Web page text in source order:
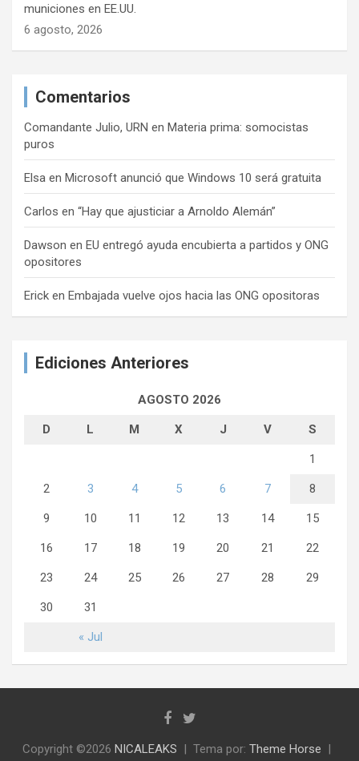
municiones en EE.UU.
6 agosto, 2026
Comentarios
Comandante Julio, URN en Materia prima: somocistas
puros
Elsa en Microsoft anunció que Windows 10 será gratuita
Carlos en “Hay que ajusticiar a Arnoldo Alemán”
Dawson en EU entregó ayuda encubierta a partidos y ONG
opositores
Erick en Embajada vuelve ojos hacia las ONG opositoras
Ediciones Anteriores
AGOSTO 2026
D L M X J V S
« Jul
1
2 3 4 5 6 7 8
9 10 11 12 13 14 15
16 17 18 19 20 21 22
23 24 25 26 27 28 29
30 31
Copyright ©2026 NICALEAKS Tema por: Theme Horse